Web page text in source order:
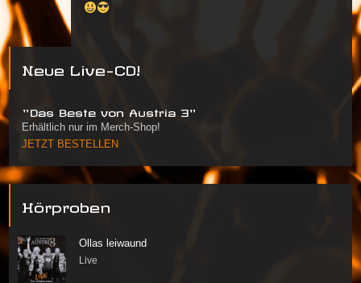
Neue Live-CD!
"Das Beste von Austria 3"
Erhältlich nur im Merch-Shop!
JETZT BESTELLEN
Hörproben
Ollas leiwaund
Live